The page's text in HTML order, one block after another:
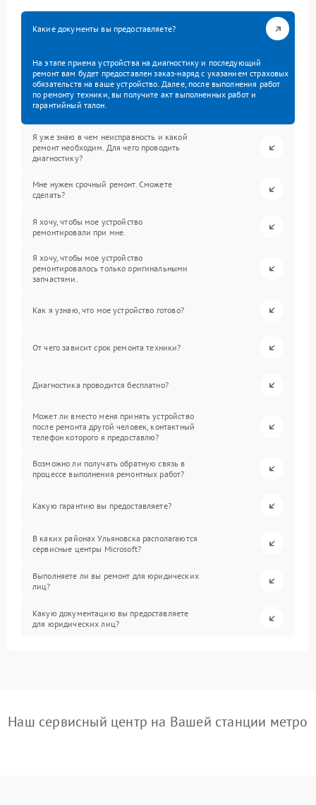
Какие документы вы предоставляете?
На этапе приема устройства на диагностику и последующий
ремонт вам будет предоставлен заказ-наряд с указанием страховых
обязательств на ваше устройство. Далее, после выполнения работ
по ремонту техники, вы получите акт выполненных работ и
гарантийный талон.
Я уже знаю в чем неисправность и какой
ремонт необходим. Для чего проводить
диагностику?
Мне нужен срочный ремонт. Сможете
сделать?
Я хочу, чтобы мое устройство
ремонтировали при мне.
Я хочу, чтобы мое устройство
ремонтировалось только оригинальными
запчастями.
Как я узнаю, что мое устройство готово?
От чего зависит срок ремонта техники?
Диагностика проводится бесплатно?
Может ли вместо меня принять устройство
после ремонта другой человек, контактный
телефон которого я предоставлю?
Возможно ли получать обратную связь в
процессе выполнения ремонтных работ?
Какую гарантию вы предоставляете?
В каких районах Ульяновска располагаются
сервисные центры Microsoft?
Выполняете ли вы ремонт для юридических
лиц?
Какую документацию вы предоставляете
для юридических лиц?
Наш сервисный центр на Вашей станции метро